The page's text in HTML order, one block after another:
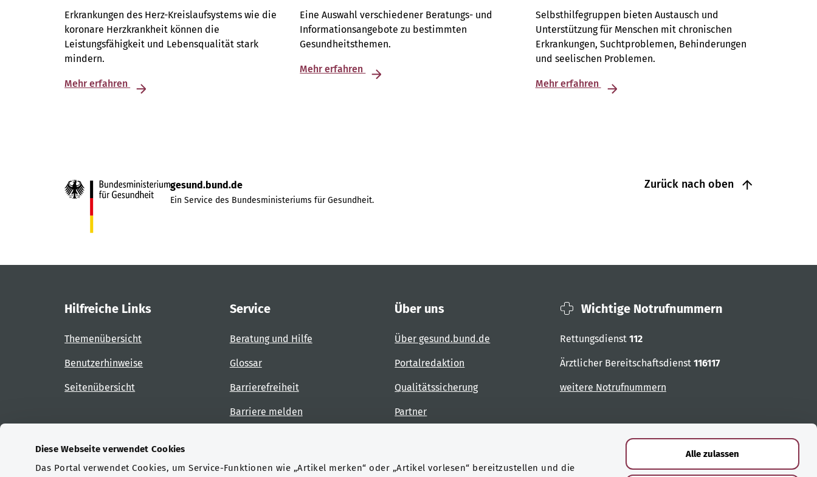
Diese Webseite verwendet Cookies
Das Portal verwendet Cookies, um Service-Funktionen wie „Artikel merken“ oder „Artikel vorlesen“ bereitzustellen und die
Alle zulassen
Erkrankungen des Herz-Kreislaufsystems wie die
koronare Herzkrankheit können die
Leistungsfähigkeit und Lebensqualität stark
mindern.
Mehr erfahren
Eine Auswahl verschiedener Beratungs- und
Informationsangebote zu bestimmten
Gesundheitsthemen.
Mehr erfahren
Selbsthilfegruppen bieten Austausch und
Unterstützung für Menschen mit chronischen
Erkrankungen, Suchtproblemen, Behinderungen
und seelischen Problemen.
Mehr erfahren
Zurück nach oben
gesund.bund.de
Ein Service des Bundesministeriums für Gesundheit.
Hilfreiche Links
Themenübersicht
Benutzerhinweise
Seitenübersicht
Service
Beratung und Hilfe
Glossar
Barrierefreiheit
Barriere melden
Über uns
Über gesund.bund.de
Portalredaktion
Qualitätssicherung
Partner
Wichtige Notrufnummern
Rettungsdienst 112
Ärztlicher Bereitschaftsdienst 116117
weitere Notrufnummern
Zertifizierungen